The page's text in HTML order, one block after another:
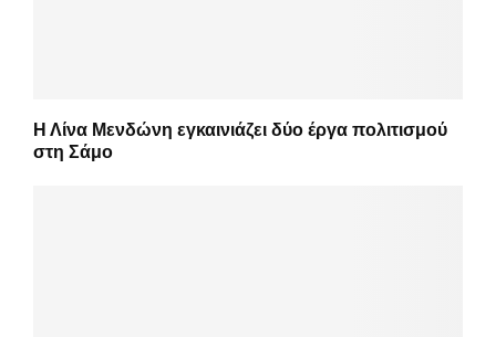
Η Λίνα Μενδώνη εγκαινιάζει δύο έργα πολιτισμού
στη Σάμο